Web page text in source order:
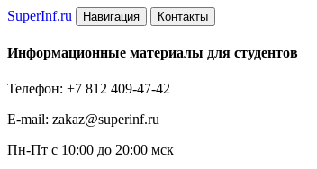
SuperInf.ru Навигация Контакты
Информационные материалы для студентов
Телефон: +7 812 409-47-42
E-mail: zakaz@superinf.ru
Пн-Пт с 10:00 до 20:00 мск